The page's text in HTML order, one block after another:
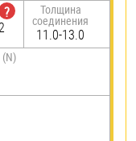
?
2
Толщина
соединения
11.0-13.0